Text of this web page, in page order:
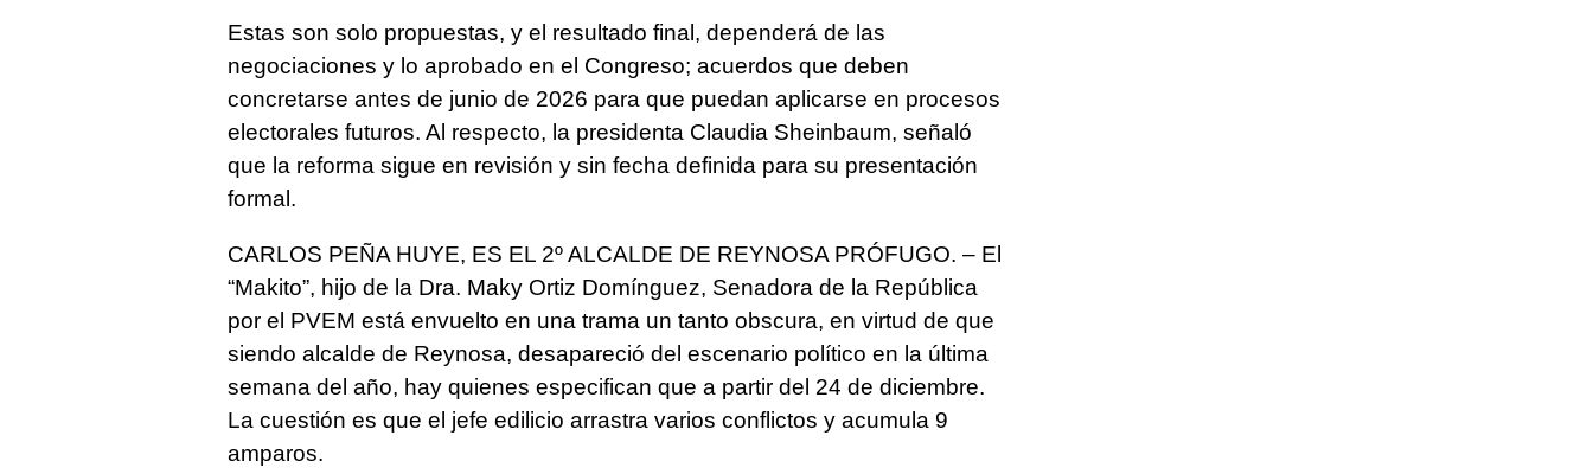
Estas son solo propuestas, y el resultado final, dependerá de las
negociaciones y lo aprobado en el Congreso; acuerdos que deben
concretarse antes de junio de 2026 para que puedan aplicarse en procesos
electorales futuros. Al respecto, la presidenta Claudia Sheinbaum, señaló
que la reforma sigue en revisión y sin fecha definida para su presentación
formal.
CARLOS PEÑA HUYE, ES EL 2º ALCALDE DE REYNOSA PRÓFUGO. – El
“Makito”, hijo de la Dra. Maky Ortiz Domínguez, Senadora de la República
por el PVEM está envuelto en una trama un tanto obscura, en virtud de que
siendo alcalde de Reynosa, desapareció del escenario político en la última
semana del año, hay quienes especifican que a partir del 24 de diciembre.
La cuestión es que el jefe edilicio arrastra varios conflictos y acumula 9
amparos.